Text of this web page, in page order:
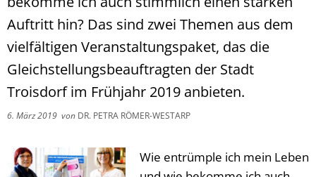
Auftritt hin? Das sind zwei Themen aus dem
vielfältigen Veranstaltungspaket, das die
Gleichstellungsbeauftragten der Stadt
Troisdorf im Frühjahr 2019 anbieten.
6. März 2019 von DR. PETRA RÖMER-WESTARP
Wie entrümple ich mein Leben